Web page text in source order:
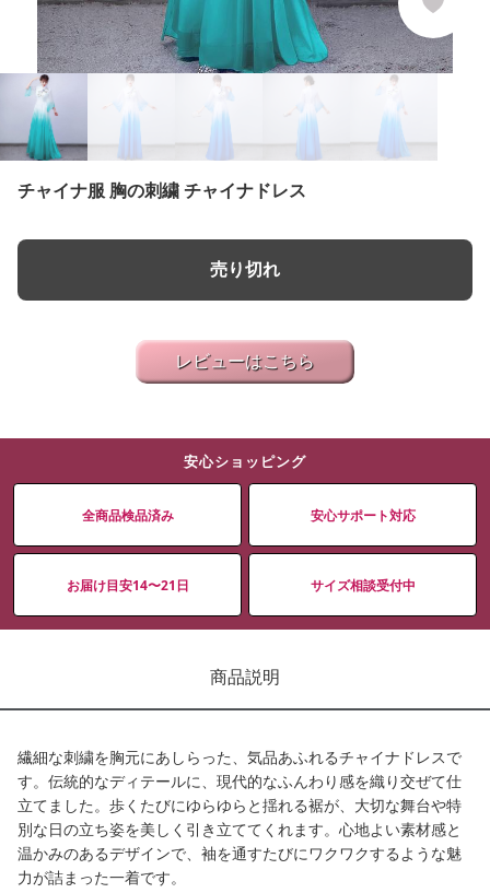
チャイナ服 胸の刺繍 チャイナドレス
売り切れ
レビューはこちら
安心ショッピング
全商品検品済み 安心サポート対応
お届け目安14〜21日 サイズ相談受付中
商品説明
繊細な刺繍を胸元にあしらった、気品あふれるチャイナドレスで
す。伝統的なディテールに、現代的なふんわり感を織り交ぜて仕
立てました。歩くたびにゆらゆらと揺れる裾が、大切な舞台や特
別な日の立ち姿を美しく引き立ててくれます。心地よい素材感と
温かみのあるデザインで、袖を通すたびにワクワクするような魅
力が詰まった一着です。